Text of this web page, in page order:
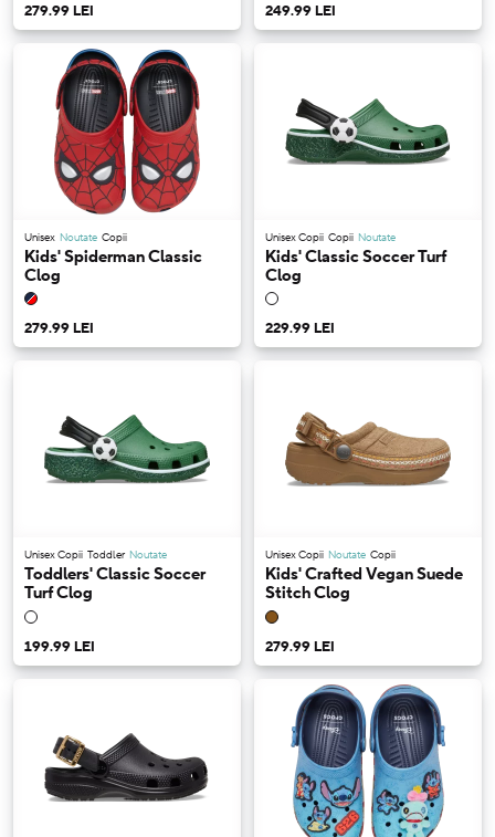
279.99 LEI 249.99 LEI
Unisex Noutate Copii
Kids' Spiderman Classic
Clog
279.99 LEI
Unisex Copii Copii Noutate
Kids' Classic Soccer Turf
Clog
229.99 LEI
Unisex Copii Toddler Noutate
Toddlers' Classic Soccer
Turf Clog
199.99 LEI
Unisex Copii Noutate Copii
Kids' Crafted Vegan Suede
Stitch Clog
279.99 LEI